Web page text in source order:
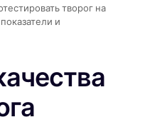
творог на
и